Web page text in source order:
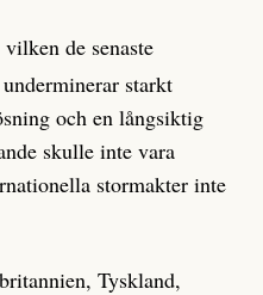
vilken de senaste
starkt
och en långsiktig
skulle inte vara
stormakter inte
Tyskland,